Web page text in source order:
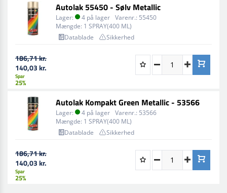
Autolak 55450 - Sølv Metallic
Lager: 4 på lager Varenr.: 55450
Mængde: 1 SPRAY(400 ML)
Datablade
Sikkerhed
186,71 kr.
140,03 kr.
Spar
25%
Autolak Kompakt Green Metallic - 53566
Lager: 4 på lager Varenr.: 53566
Mængde: 1 SPRAY(400 ML)
Datablade
Sikkerhed
186,71 kr.
140,03 kr.
Spar
25%